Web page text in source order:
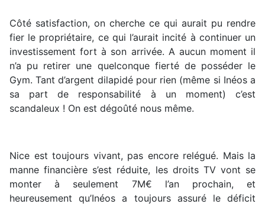
Côté satisfaction, on cherche ce qui aurait pu rendre
fier le propriétaire, ce qui l’aurait incité à continuer un
investissement fort à son arrivée. A aucun moment il
n’a pu retirer une quelconque fierté de posséder le
Gym. Tant d’argent dilapidé pour rien (même si Inéos a
sa part de responsabilité à un moment) c’est
scandaleux ! On est dégoûté nous même.
Nice est toujours vivant, pas encore relégué. Mais la
manne financière s’est réduite, les droits TV vont se
monter à seulement 7M€ l’an prochain, et
heureusement qu’Inéos a toujours assuré le déficit